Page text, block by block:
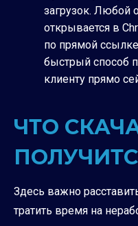
загрузок. Любой
открывается в
по прямой
быстрый способ
клиенту прямо
ЧТО
Здесь важно
тратить время на